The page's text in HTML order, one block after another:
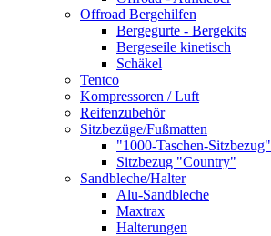
Offroad Bergehilfen
Bergegurte - Bergekits
Bergeseile kinetisch
Schäkel
Tentco
Kompressoren / Luft
Reifenzubehör
Sitzbezüge/Fußmatten
"1000-Taschen-Sitzbezug"
Sitzbezug "Country"
Sandbleche/Halter
Alu-Sandbleche
Maxtrax
Halterungen